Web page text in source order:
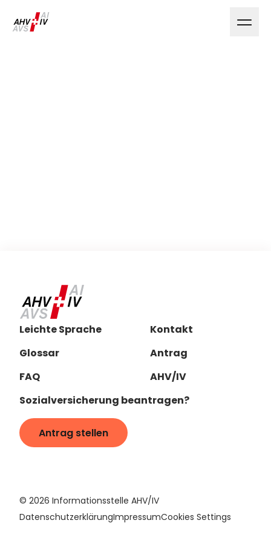
Leichte Sprache
Glossar
FAQ
Kontakt
Antrag
AHV/IV
Sozialversicherung beantragen?
Antrag stellen
© 2026 Informationsstelle AHV/IV
DatenschutzerklärungImpressumCookies Settings